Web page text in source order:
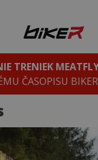
TRENIEK
ČASOPISU BIKER